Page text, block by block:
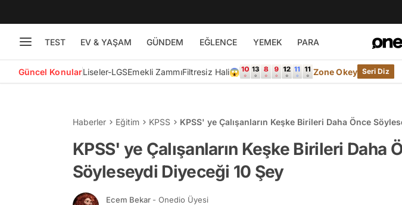
TEST EV & YAŞAM GÜNDEM EĞLENCE YEMEK PARA
Güncel KonularLiseler-LGSEmekli ZammıFiltresiz Hali😱 Zone Okey Seri Diz
Haberler Eğitim KPSS KPSS' ye Çalışanların Keşke Birileri Daha Önce
KPSS' ye Çalışanların Keşke Birileri Daha
Söyleseydi Diyeceği 10 Şey
Ecem Bekar - Onedio Üyesi